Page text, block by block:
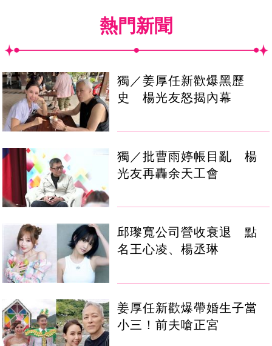
熱門新聞
獨／姜厚任新歡爆黑歷
史 楊光友怒揭內幕
獨／批曹雨婷帳目亂 楊
光友再轟余天工會
邱瓈寬公司營收衰退 點
名王心凌、楊丞琳
姜厚任新歡爆帶婚生子當
小三！前夫嗆正宮